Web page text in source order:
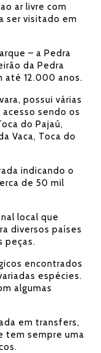
ar livre com
ser visitado em
– a Pedra
da Pedra
até 12.000 anos.
possui várias
sendo os
do Pajaú,
Vaca, Toca do
indicando o
de 50 mil
local que
diversos países
peças.
encontrados
espécies.
algumas
em transfers,
tem sempre uma